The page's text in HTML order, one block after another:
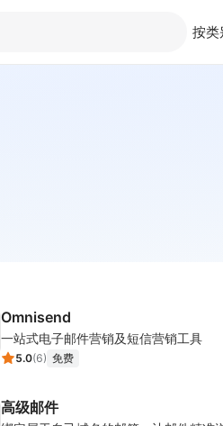
按类
Omnisend
一站式电子邮件营销及短信营销工具
5.0(6) 免费
高级邮件